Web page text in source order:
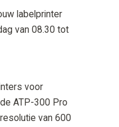
labelprinter
van 08.30 tot
voor
ATP-300 Pro
van 600